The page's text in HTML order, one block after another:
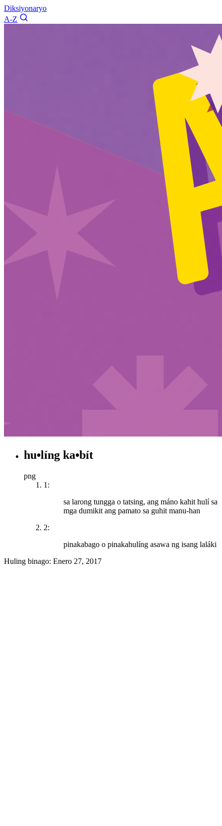
Diksiyonaryo
A-Z
hu•líng ka•bít
png
1:
sa larong tungga o tatsing, ang máno kahit hulí sa
mga dumikit ang pamato sa guhit manu-han
2:
pinakabago o pinakahulíng asawa ng isang laláki
Huling binago: Enero 27, 2017